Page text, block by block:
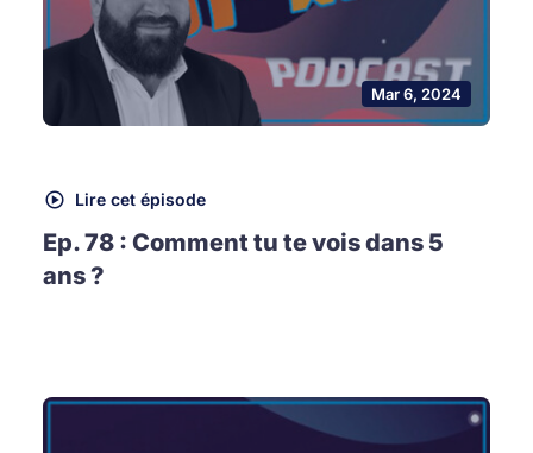
Mar 6, 2024
Lire cet épisode
Ep. 78 : Comment tu te vois dans 5
ans ?